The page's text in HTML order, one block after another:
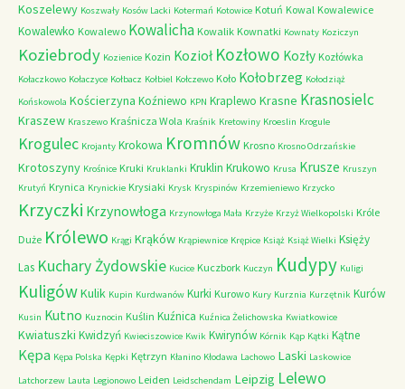
Koszelewy Koszwały Kosów Lacki Kotermań Kotowice Kotuń Kowal Kowalewice
Kowalewko Kowalewo Kowalicha Kowalik Kownatki Kownaty Koziczyn
Koziebrody Kozienice Kozin Kozioł Kozłowo Kozły Kozłówka
Kołaczkowo Kołaczyce Kołbacz Kołbiel Kołczewo Koło Kołobrzeg Kołodziąż
Końskowola Kościerzyna Koźniewo KPN Kraplewo Krasne Krasnosielc
Kraszew Kraszewo Kraśnicza Wola Kraśnik Kretowiny Kroeslin Krogule
Krogulec Krojanty Krokowa Kromnów Krosno Krosno Odrzańskie
Krotoszyny Krośnice Kruki Kruklanki Kruklin Krukowo Krusa Krusze Kruszyn
Krutyń Krynica Krynickie Krysiaki Krysk Kryspinów Krzemieniewo Krzycko
Krzyczki Krzynowłoga Krzynowłoga Mała Krzyże Krzyż Wielkopolski Króle
Duże Królewo Krągi Krąków Krąpiewnice Krępice Książ Książ Wielki Księży
Las Kuchary Żydowskie Kucice Kuczbork Kuczyn Kudypy Kuligi
KuligówKulik Kupin Kurdwanów Kurki Kurowo Kury Kurznia Kurzętnik Kurów
Kusin Kutno Kuznocin Kuślin Kuźnica Kuźnica Żelichowska Kwiatkowice
Kwiatuszki Kwidzyń Kwieciszowice Kwik Kwirynów Kórnik Kąp Kątki Kątne
Kępa Kępa Polska Kępki Kętrzyn Kłanino Kłodawa Lachowo Laski Laskowice
Latchorzew Lauta Legionowo Leiden Leidschendam Leipzig Lelewo